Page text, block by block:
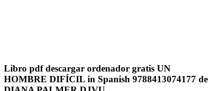
Libro pdf descargar ordenador gratis UN
HOMBRE DIFÍCIL in Spanish 9788413074177 de